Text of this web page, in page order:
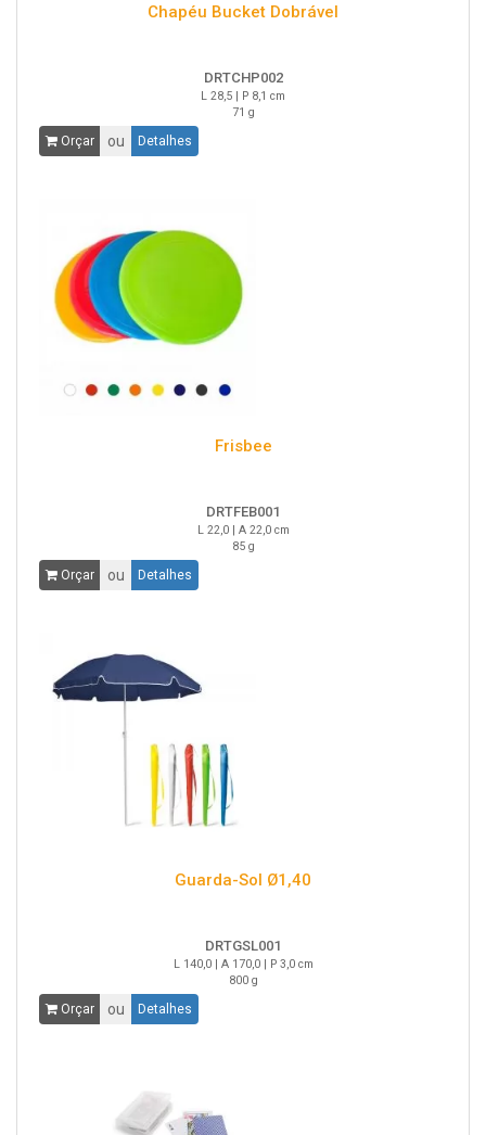
Chapéu Bucket Dobrável
DRTCHP002
L 28,5 | P 8,1 cm
71 g
Orçar ou Detalhes
Frisbee
DRTFEB001
L 22,0 | A 22,0 cm
85 g
Orçar ou Detalhes
Guarda-Sol Ø1,40
DRTGSL001
L 140,0 | A 170,0 | P 3,0 cm
800 g
Orçar ou Detalhes